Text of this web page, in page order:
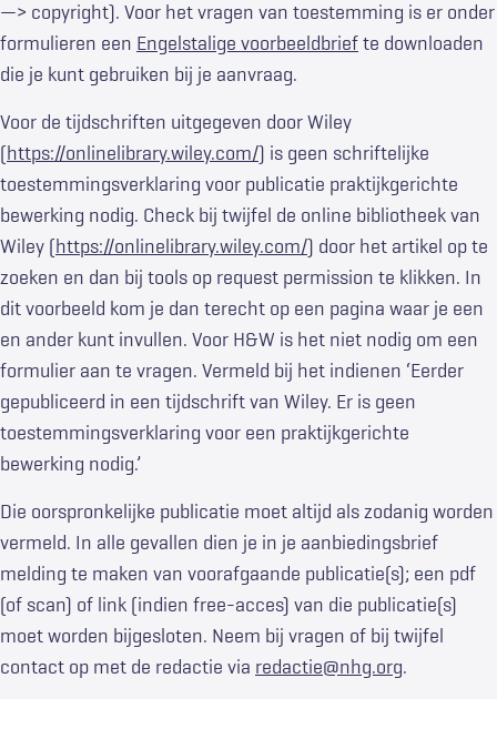
—> copyright). Voor het vragen van toestemming is er onder
formulieren een Engelstalige voorbeeldbrief te downloaden
die je kunt gebruiken bij je aanvraag.
Voor de tijdschriften uitgegeven door Wiley
(https://onlinelibrary.wiley.com/) is geen schriftelijke
toestemmingsverklaring voor publicatie praktijkgerichte
bewerking nodig. Check bij twijfel de online bibliotheek van
Wiley (https://onlinelibrary.wiley.com/) door het artikel op te
zoeken en dan bij tools op request permission te klikken. In
dit voorbeeld kom je dan terecht op een pagina waar je een
en ander kunt invullen. Voor H&W is het niet nodig om een
formulier aan te vragen. Vermeld bij het indienen ‘Eerder
gepubliceerd in een tijdschrift van Wiley. Er is geen
toestemmingsverklaring voor een praktijkgerichte
bewerking nodig.’
Die oorspronkelijke publicatie moet altijd als zodanig worden
vermeld. In alle gevallen dien je in je aanbiedingsbrief
melding te maken van voorafgaande publicatie(s); een pdf
(of scan) of link (indien free-acces) van die publicatie(s)
moet worden bijgesloten. Neem bij vragen of bij twijfel
contact op met de redactie via redactie@nhg.org.